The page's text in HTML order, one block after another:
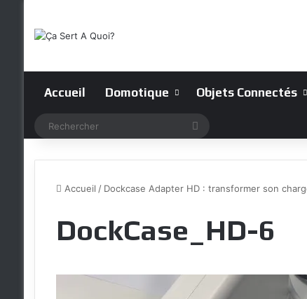
Accueil Domotique Objets Connectés
Accueil / Dockcase Adapter HD : transformer son
DockCase_HD-6